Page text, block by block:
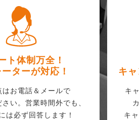
ト体制万全！
ターが対応！
はお電話＆メールで
い。営業時間外でも、
は必ず回答します！
キ
キ
キ